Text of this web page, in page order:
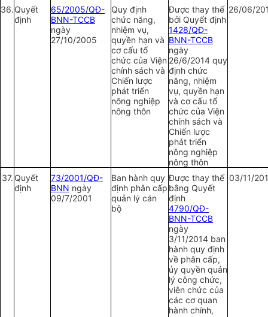
36.Quyết
định
65/2005/QĐ-
BNN-TCCB
ngày
27/10/2005
Quy định
chức năng,
nhiệm vụ,
quyền hạn và
cơ cấu tổ
chức của Viện
chính sách và
Chiến lược
phát triển
nông nghiệp
nông thôn
Được thay thế
bởi Quyết định
1428/QĐ-
BNN-TCCB
ngày
26/6/2014 quy
định chức
năng, nhiệm
vụ, quyền hạn
và cơ cấu tổ
chức của Viện
chính sách và
Chiến lược
phát triển
nông nghiệp
nông thôn
26/06/
37. Quyết
định
73/2001/QĐ-
BNN ngày
09/7/2001
Ban hành quy
định phân cấp
quản lý cán
bộ
Được thay thế
bằng Quyết
định
4790/QĐ-
BNN-TCCB
ngày
3/11/2014 ban
hành quy định
về phân cấp,
ủy quyền quản
lý công chức,
viên chức của
các cơ quan
hành chính,
03/11/